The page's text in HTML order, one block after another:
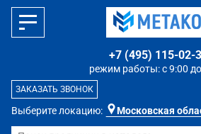
Выберите локацию: Московская
режим работы: с 9:00
+7 (495) 115-02-
ЗАКАЗАТЬ ЗВОНОК